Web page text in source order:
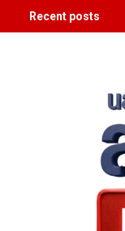
Recent posts